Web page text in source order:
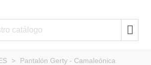
> Pantalón Gerty - Camaleónica